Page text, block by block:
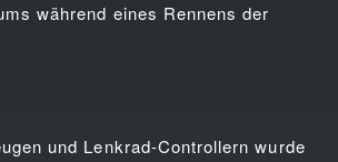
während eines Rennens der
und Lenkrad-Controllern wurde